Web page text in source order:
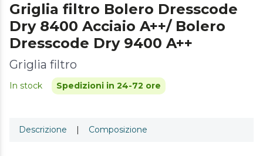
Griglia filtro Bolero Dresscode
Dry 8400 Acciaio A++/ Bolero
Dresscode Dry 9400 A++
Griglia filtro
In stock Spedizioni in 24-72 ore
Descrizione | Composizione